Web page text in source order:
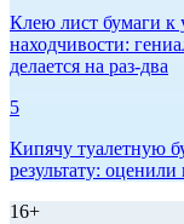
Клею лист бумаги к
находчивости:
делается на раз-два
5
Кипячу туалетную
результату: оценили
16+